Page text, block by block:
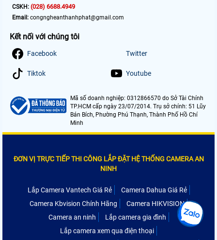
CSKH: (028) 6688.4949
Email: congngheanthanhphat@gmail.com
Kết nối với chúng tôi
Facebook Twitter
Tiktok Youtube
Mã số doanh nghiệp: 0312866570 do Sở Tài Chính
TP.HCM cấp ngày 23/07/2014. Trụ sở chính: 51 Lũy
Bán Bích, Phường Phú Thạnh, Thành Phố Hồ Chí
Minh
ĐƠN VỊ TRỰC TIẾP THI CÔNG LẮP ĐẶT HỆ THỐNG CAMERA AN
NINH
Lắp Camera Vantech Giá Rẻ
Camera Dahua Giá Rẻ
Camera Kbvision Chính Hãng
Camera HIKVISION
Camera an ninh
Lắp camera gia đình
Lắp camera xem qua điện thoại